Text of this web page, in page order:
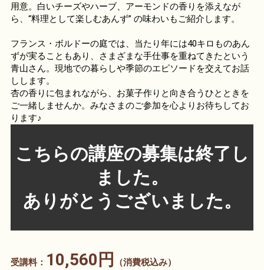
用意。白いチーズやハーブ、アーモンドの香りを添えなが
ら、“料理として楽しむあんず” の味わいもご紹介します。
フランス・ボルドーの庭では、当たり年には40キロものあん
ずが実ることもあり、さまざまな手仕事を重ねてきたという
青山さん。現地での暮らしや季節のエピソードを交えてお話
しします。
杏の香りに包まれながら、お菓子作りと向き合うひとときを
ご一緒しませんか。みなさまのご参加を心よりお待ちしてお
ります♪
こちらの講座の募集は終了し
ました。
ありがとうございました。
受講料： 10,560円 （消費税込み）